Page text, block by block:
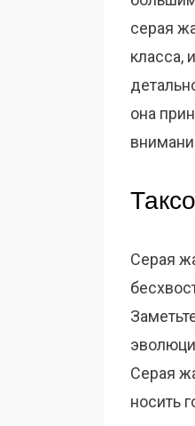
серая
класса,
она
Серая
Серая
носить